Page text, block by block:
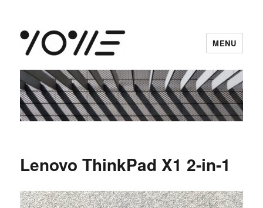
vowe dot net
MENU
Lenovo ThinkPad X1 2-in-1